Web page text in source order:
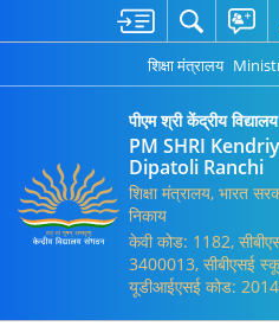
शिक्षा मंत्रालय
पीएम श्री केंद्रीय विद्यालय
PM SHRI
Dipatoli Ranchi
शिक्षा मंत्रालय, भारत
निकाय
केवी कोड: 1182,
3400013, सीबीएसई
यूडीआईएसई कोड: